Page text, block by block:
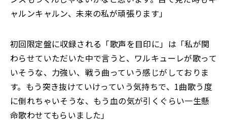
ャルンキャルン、未来の私が頑張ります」
初回限定盤に収録される「歌声を目印に」は「私が関
わらせていただいた中で言うと、ワルキューレが歌って
いそうな、力強い、戦う曲っていう感じがしておりま
す。もう突き抜けていけっていう気持ちで、1曲歌う度
に倒れちゃいそうな、もう血の気が引くぐらい一生懸
命歌わせてもらいました」